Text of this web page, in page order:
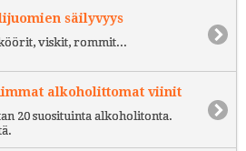
säilyvyys
viskit, rommit...
alkoholittomat viinit
20 suosituinta alkoholitonta.